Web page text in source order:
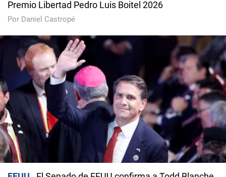
Premio Libertad Pedro Luis Boitel 2026
Por Daniel Castropé